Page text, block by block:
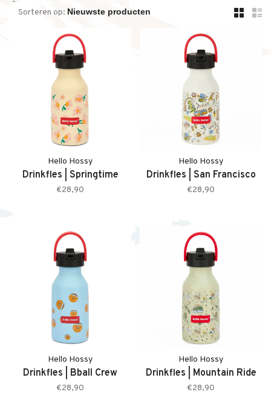
Sorteren op:
Hello Hossy
Drinkfles | Springtime
€28,90
Hello Hossy
Drinkfles | San Francisco
€28,90
Hello Hossy
Drinkfles | Bball Crew
€28,90
Hello Hossy
Drinkfles | Mountain Ride
€28,90